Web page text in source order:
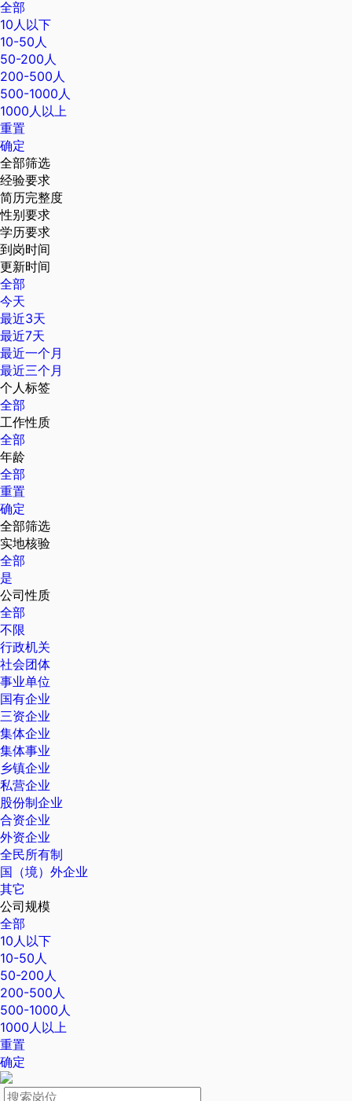
全部
10人以下
10-50人
50-200人
200-500人
500-1000人
1000人以上
重置
确定
全部筛选
经验要求
简历完整度
性别要求
学历要求
到岗时间
更新时间
全部
今天
最近3天
最近7天
最近一个月
最近三个月
个人标签
全部
工作性质
全部
年龄
全部
重置
确定
全部筛选
实地核验
全部
是
公司性质
全部
不限
行政机关
社会团体
事业单位
国有企业
三资企业
集体企业
集体事业
乡镇企业
私营企业
股份制企业
合资企业
外资企业
全民所有制
国（境）外企业
其它
公司规模
全部
10人以下
10-50人
50-200人
200-500人
500-1000人
1000人以上
重置
确定